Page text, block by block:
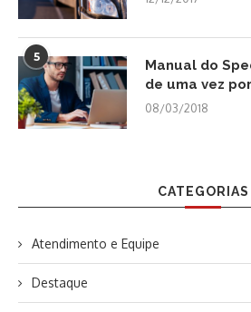
5
Manual do
de uma vez
08/03/2018
CATEGORIAS
Atendimento e Equipe
Destaque